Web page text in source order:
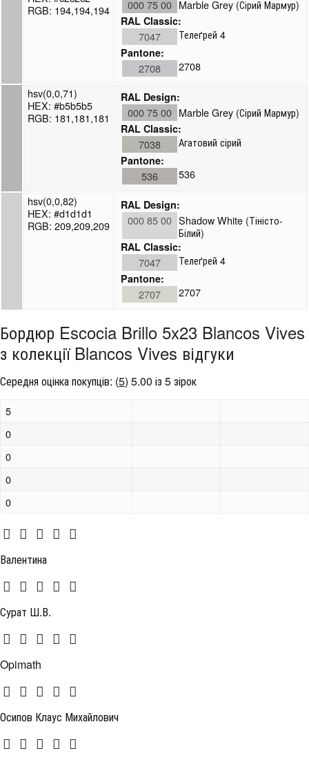
RGB: 194,194,194
000 75 00 Marble Grey (Сірий Мармур)
RAL Classic:
7047 Телеґрей 4
Pantone:
2708
2708
hsv(0,0,71)
HEX: #b5b5b5
RGB: 181,181,181
RAL Design:
000 75 00 Marble Grey (Сірий Мармур)
RAL Classic:
7038 Агатовий сірий
Pantone:
536
536
hsv(0,0,82)
HEX: #d1d1d1
RGB: 209,209,209
RAL Design:
000 85 00 Shadow White (Тіністо-
Білий)
RAL Classic:
7047 Телеґрей 4
Pantone:
2707 2707
Бордюр Escocia Brillo 5x23 Blancos Vives
з колекції Blancos Vives відгуки
Середня оцінка покупців: (5) 5.00 із 5 зірок
5
0
0
0
0
Валентина
Сурат Ш.В.
Opimath
Осипов Клаус Михайлович